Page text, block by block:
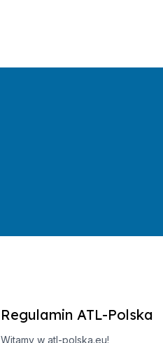
Regulamin ATL-Polska
Witamy w atl-polska.eu!